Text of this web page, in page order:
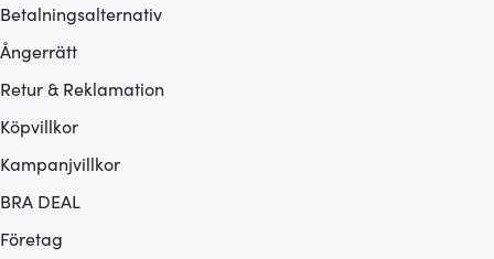
Betalningsalternativ
Ångerrätt
Retur & Reklamation
Köpvillkor
Kampanjvillkor
BRA DEAL
Företag